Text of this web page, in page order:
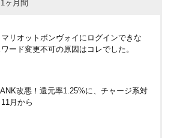
1ヶ月間
関西の公共交通機関、札幌市営地下鉄で。
ど勧誘ヤバいかな
マリオットボンヴォイにログインできな
ード変更不可の原因はコレでした。
改悪！還元率1.25%に、チャージ系対
月から